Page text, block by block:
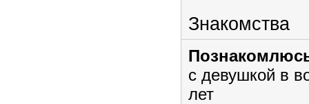
Знакомства
с девушкой в
лет